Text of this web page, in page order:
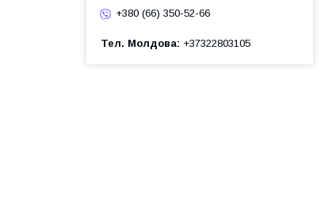
+380 (66) 350-52-66
Тел. Молдова +37322803105